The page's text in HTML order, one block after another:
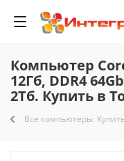
Компьютер
12Гб, DDR4
2Тб. Купить в
Все компьютеры.